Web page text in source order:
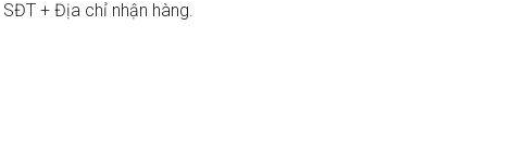
+ Địa chỉ nhận hàng.